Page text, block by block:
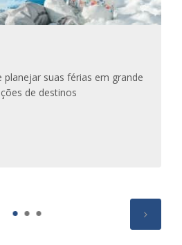
suas férias em grande
de destinos